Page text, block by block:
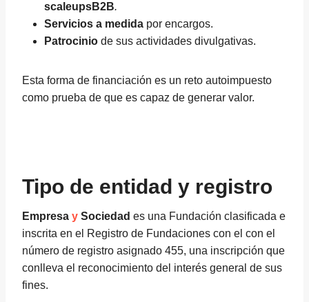
scaleupsB2B.
Servicios a medida por encargos.
Patrocinio de sus actividades divulgativas.
Esta forma de financiación es un reto autoimpuesto
como prueba de que es capaz de generar valor.
Tipo de entidad y registro
Empresa y Sociedad es una Fundación clasificada e
inscrita en el Registro de Fundaciones con el con el
número de registro asignado 455, una inscripción que
conlleva el reconocimiento del interés general de sus
fines.